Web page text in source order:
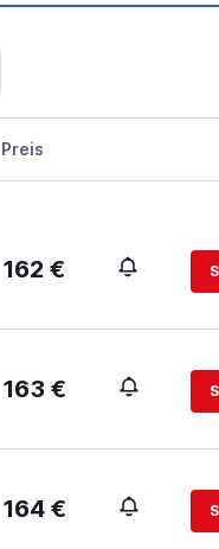
Preis
162 €
163 €
164 €